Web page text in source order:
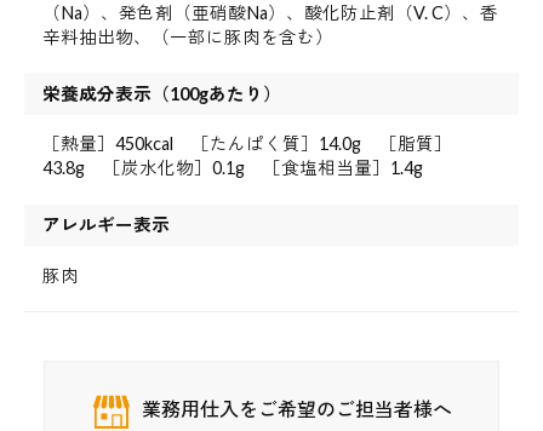
（Na）、発色剤（亜硝酸Na）、酸化防止剤（V. C）、香
辛料抽出物、（一部に豚肉を含む）
栄養成分表示（100gあたり）
［熱量］450kcal ［たんぱく質］14.0g ［脂質］
43.8g ［炭水化物］0.1g ［食塩相当量］1.4g
アレルギー表示
豚肉
業務用仕入をご希望のご担当者様へ